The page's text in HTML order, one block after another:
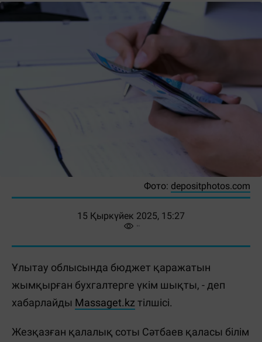
Фото: depositphotos.com
15 Қыркүйек 2025, 15:27
Ұлытау облысында бюджет қаражатын
жымқырған бухгалтерге үкім шықты, - деп
хабарлайды Massaget.kz тілшісі.
Жезқазған қалалық соты Сәтбаев қаласы білім